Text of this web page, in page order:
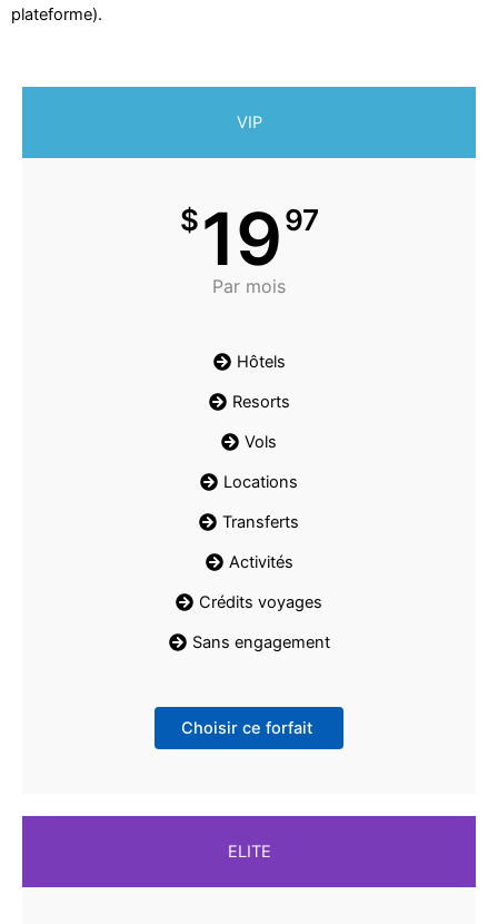
plateforme).
VIP
$1997
Par mois
Hôtels
Resorts
Vols
Locations
Transferts
Activités
Crédits voyages
Sans engagement
Choisir ce forfait
ELITE